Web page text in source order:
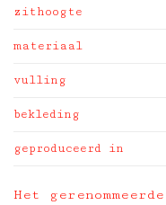
zithoogte
materiaal
vulling
bekleding
geproduceerd in
Het